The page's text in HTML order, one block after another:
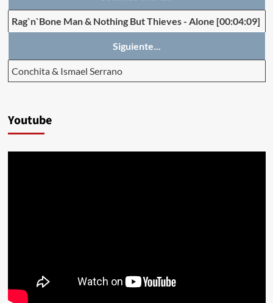
Rag`n`Bone Man & Nothing But Thieves- Alone [00:04:09]
Siguiente...
Conchita & Ismael Serrano
Youtube